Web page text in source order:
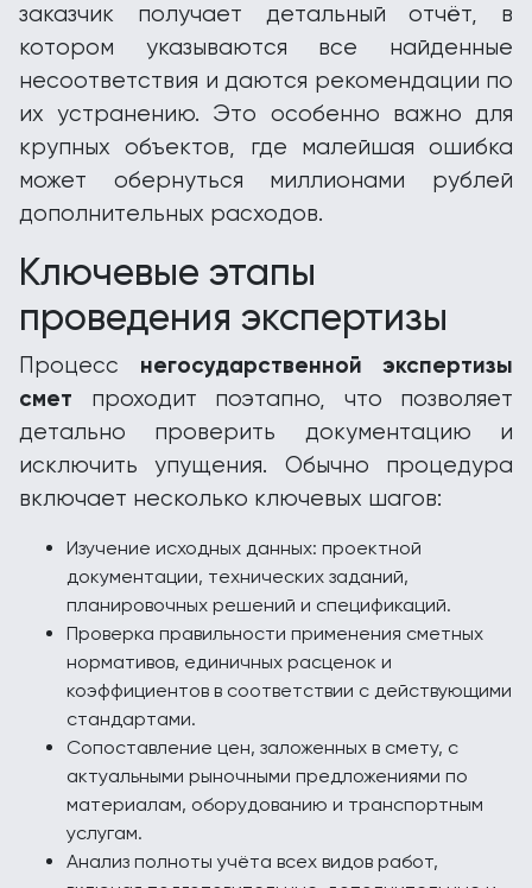
заказчик получает детальный отчёт, в
котором указываются все найденные
несоответствия и даются рекомендации по
их устранению. Это особенно важно для
крупных объектов, где малейшая ошибка
может обернуться миллионами рублей
дополнительных расходов.
Ключевые этапы
проведения экспертизы
Процесс негосударственной экспертизы
смет проходит поэтапно, что позволяет
детально проверить документацию и
исключить упущения. Обычно процедура
включает несколько ключевых шагов:
Изучение исходных данных: проектной
документации, технических заданий,
планировочных решений и спецификаций.
Проверка правильности применения сметных
нормативов, единичных расценок и
коэффициентов в соответствии с действующими
стандартами.
Сопоставление цен, заложенных в смету, с
актуальными рыночными предложениями по
материалам, оборудованию и транспортным
услугам.
Анализ полноты учёта всех видов работ,